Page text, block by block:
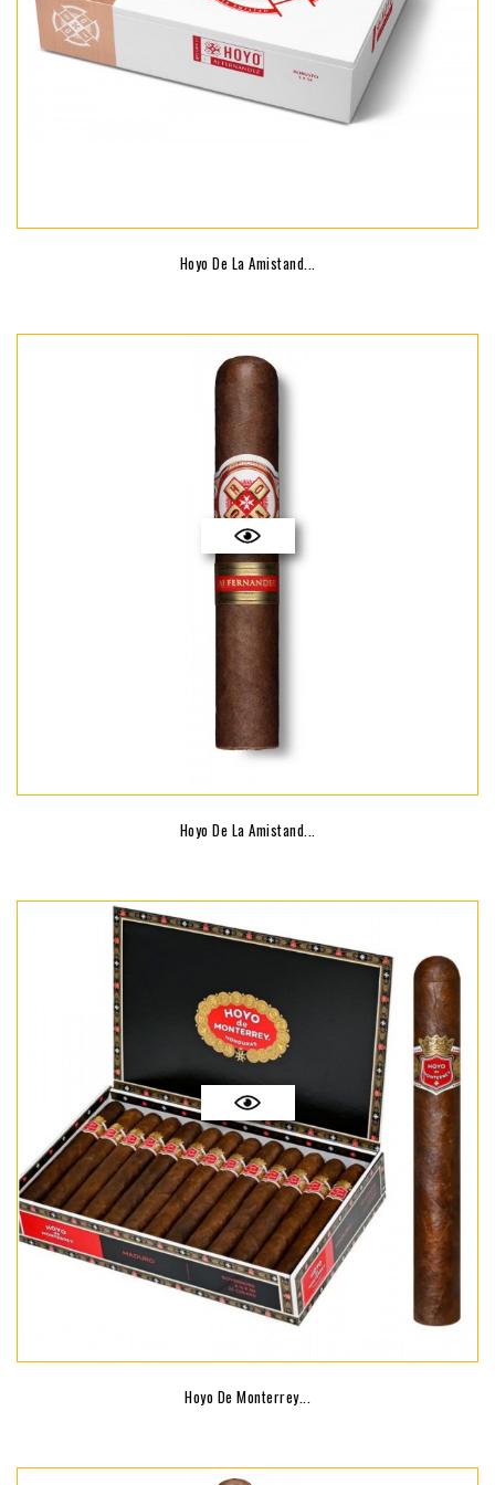
Hoyo De La Amistand...
Hoyo De La Amistand...
Hoyo De Monterrey...